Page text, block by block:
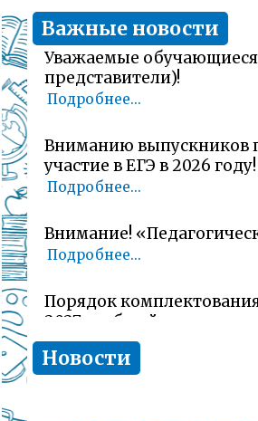
Важные новости
Уважаемые
представители)!
Подробнее...
Вниманию
участие в ЕГЭ в 2026 году!
Подробнее...
Внимание!
Подробнее...
Порядок
2027 учебный год
Подробнее...
Комитет образования
заявлений об участии в
Новости